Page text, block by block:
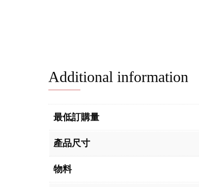
Additional information
最低訂購量
產品尺寸
物料